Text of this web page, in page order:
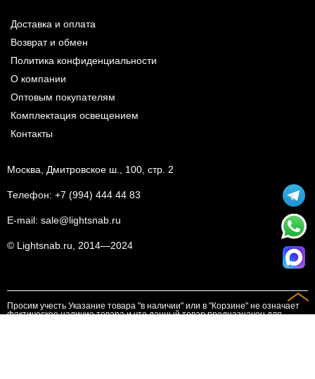
Доставка и оплата
Возврат и обмен
Политика конфиденциальности
О компании
Оптовым покупателям
Комплектация освещением
Контакты
Москва, Дмитровское ш., 100, стр. 2
Телефон: +7 (994) 444 44 83
E-mail: sale@lightsnab.ru
© Lightsnab.ru, 2014—2024
Просим учесть Указание товара "в наличии" или в "Корзине" не означает
фактическое наличие товара и что данный товар предназначен для